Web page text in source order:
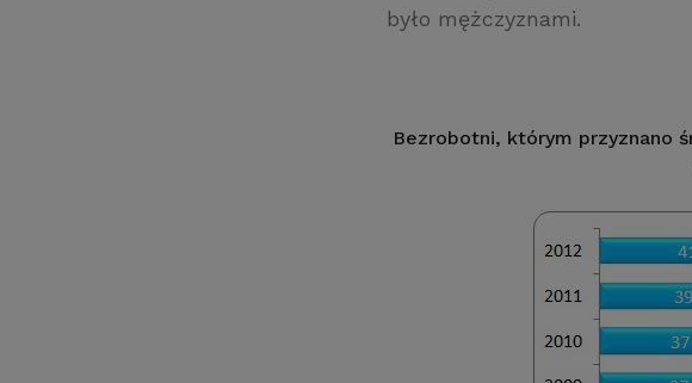
było mężczyznami.
Bezrobotni, którym przyznano